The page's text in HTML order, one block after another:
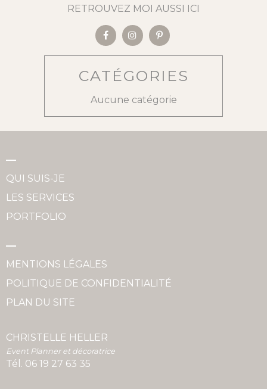
RETROUVEZ MOI AUSSI ICI
CATÉGORIES
Aucune catégorie
QUI SUIS-JE
LES SERVICES
PORTFOLIO
MENTIONS LÉGALES
POLITIQUE DE CONFIDENTIALITÉ
PLAN DU SITE
CHRISTELLE HELLER
Event Planner et décoratrice
Tél. 06 19 27 63 35